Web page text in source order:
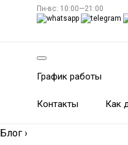
Пн-вс: 10:00—21:00
График работы
Контакты Как
Блог ›